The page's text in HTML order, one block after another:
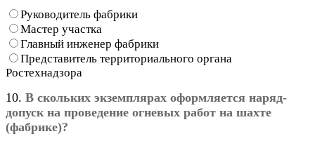
Руководитель фабрики
Мастер участка
Главный инженер фабрики
Представитель территориального органа
Ростехнадзора
10. В скольких экземплярах оформляется наряд-
допуск на проведение огневых работ на шахте
(фабрике)?